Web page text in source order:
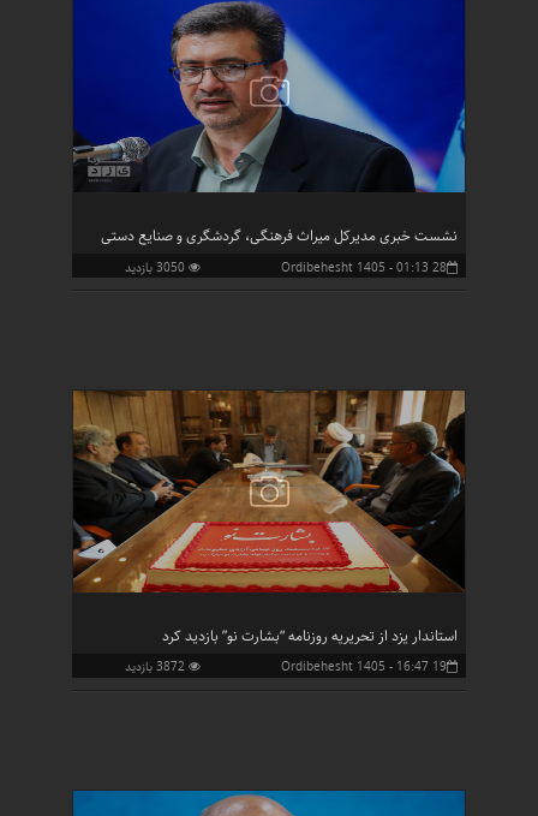
نشست خبری مدیرکل میراث فرهنگی، گردشگری و صنایع دستی
استان یزد
28 Ordibehesht 1405 - 01:13 3050 بازدید
استاندار یزد از تحریریه روزنامه “بشارت نو” بازدید کرد
19 Ordibehesht 1405 - 16:47 3872 بازدید